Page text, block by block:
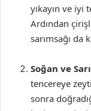
yıkayın ve
Ardından
sarımsağı
Soğan ve
tencereye
sonra